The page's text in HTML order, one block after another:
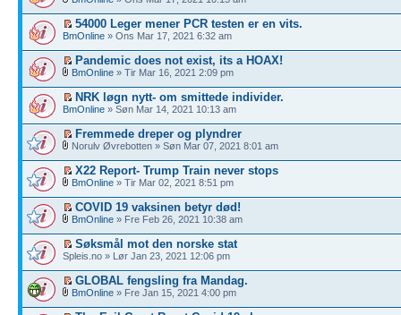
54000 Leger mener PCR testen er en vits.
BmOnline » Ons Mar 17, 2021 6:32 am
Pandemic does not exist, its a HOAX!
BmOnline » Tir Mar 16, 2021 2:09 pm
NRK løgn nytt- om smittede individer.
BmOnline » Søn Mar 14, 2021 10:13 am
Fremmede dreper og plyndrer
Norulv Øvrebotten » Søn Mar 07, 2021 8:01 am
X22 Report- Trump Train never stops
BmOnline » Tir Mar 02, 2021 8:51 pm
COVID 19 vaksinen betyr død!
BmOnline » Fre Feb 26, 2021 10:38 am
Søksmål mot den norske stat
Spleis.no » Lør Jan 23, 2021 12:06 pm
GLOBAL fengsling fra Mandag.
BmOnline » Fre Jan 15, 2021 4:00 pm